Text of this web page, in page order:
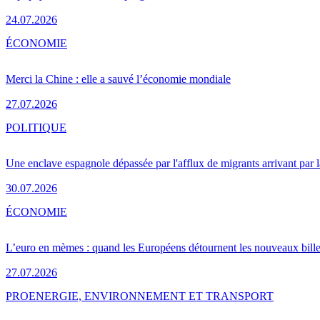
24.07.2026
Merci la Chine : elle a sauvé l’économie mondiale
27.07.2026
ÉCONOMIE
Une enclave espagnole dépassée par l'afflux de migrants arrivant par
30.07.2026
POLITIQUE
L’euro en mèmes : quand les Européens détournent les nouveaux
27.07.2026
ÉCONOMIE
PROENERGIE, ENVIRONNEMENT ET TRANSPORT